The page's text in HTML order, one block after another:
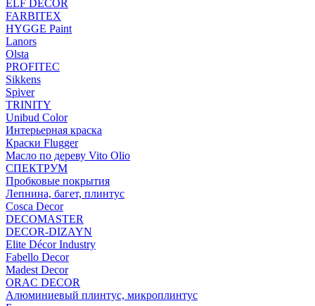
ELF DECOR
FARBITEX
HYGGE Paint
Lanors
Olsta
PROFITEC
Sikkens
Spiver
TRINITY
Unibud Color
Интерьерная краска
Краски Flugger
Масло по дереву Vito Olio
СПЕКТРУМ
Пробковые покрытия
Лепнина, багет, плинтус
Cosca Decor
DECOMASTER
DECOR-DIZAYN
Elite Décor Industry
Fabello Decor
Madest Decor
ORAC DECOR
Алюминиевый плинтус, микроплинтус